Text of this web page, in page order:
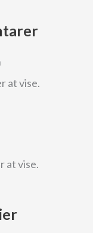
at vise.
at vise.